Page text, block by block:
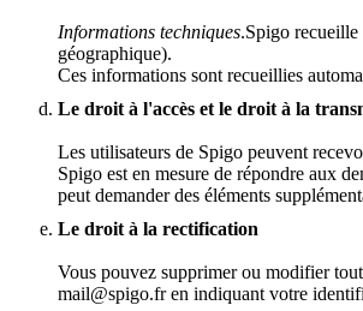
Informations techniques.Spigo
géographique).
Ces informations sont recueillies
Le droit à l'accès et le droit à la
Les utilisateurs de Spigo peuvent
Spigo est en mesure de répondre aux
peut demander des éléments
Le droit à la rectification
Vous pouvez supprimer ou modifier
mail@spigo.fr en indiquant votre